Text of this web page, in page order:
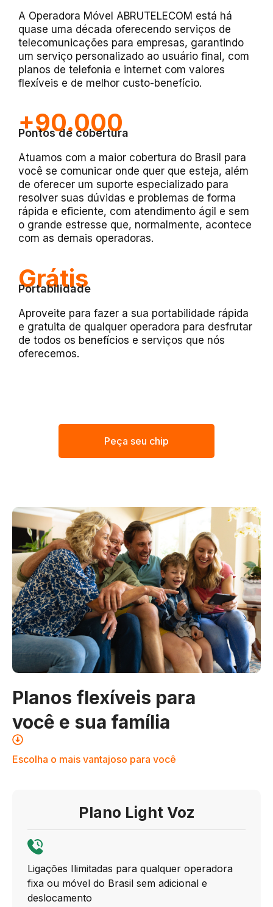
A Operadora Móvel ABRUTELECOM está há
quase uma década oferecendo serviços de
telecomunicações para empresas, garantindo
um serviço personalizado ao usuário final, com
planos de telefonia e internet com valores
flexíveis e de melhor custo-benefício.
+90.000
Pontos de cobertura
Atuamos com a maior cobertura do Brasil para
você se comunicar onde quer que esteja, além
de oferecer um suporte especializado para
resolver suas dúvidas e problemas de forma
rápida e eficiente, com atendimento ágil e sem
o grande estresse que, normalmente, acontece
com as demais operadoras.
Grátis
Portabilidade
Aproveite para fazer a sua portabilidade rápida
e gratuita de qualquer operadora para desfrutar
de todos os benefícios e serviços que nós
oferecemos.
Peça seu chip
Planos flexíveis para
você e sua família
Escolha o mais vantajoso para você
Plano Light Voz
Ligações Ilimitadas para qualquer operadora
fixa ou móvel do Brasil sem adicional e
deslocamento